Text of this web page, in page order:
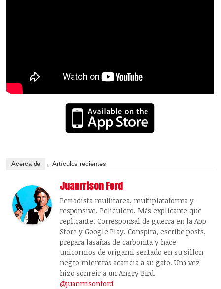
Acerca de Artículos recientes
Juanrrison Ford
Periodista multitarea, multiplataforma y
responsive. Peliculero. Más explicante que
replicante. Corresponsal de guerra en la App
Store y Google Play. Conspira, escribe posts,
prepara lasañas de carbonita y hace
unicornios de origami sentado en su sillón
negro mientras acaricia a su gato. Una vez
hizo sonreír a un Angry Bird.
@juanrrisonford